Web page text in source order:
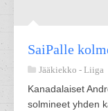
SaiPalle
Jääkiekko - Liiga
Kanadalaiset
solmineet yhden